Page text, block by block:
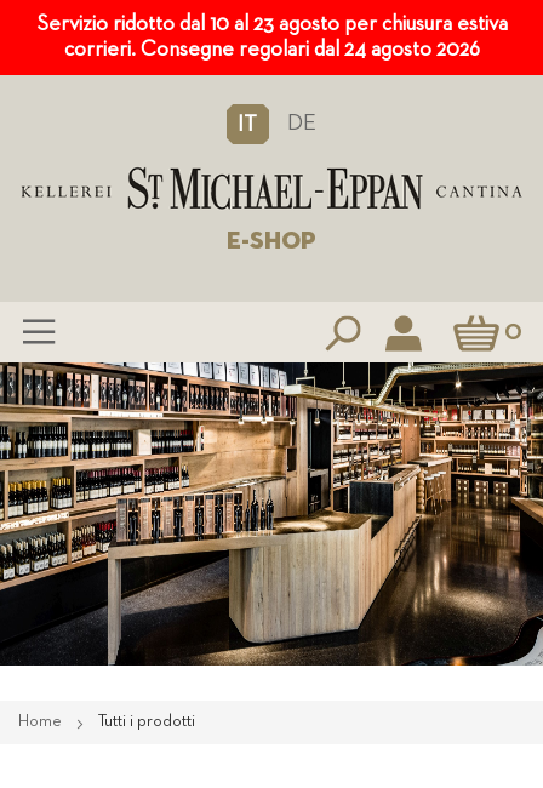
Servizio ridotto dal 10 al 23 agosto per chiusura estiva
corrieri. Consegne regolari dal 24 agosto 2026
IT DE
E-SHOP
Carrello0
Salta
al
contenuto
Home Tutti i prodotti